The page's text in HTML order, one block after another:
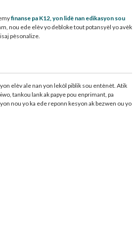
finanse pa K12, yon lidè nan edikasyon sou
nou ede elèv yo debloke tout potansyèl yo avèk
pèsonalize.
elèv ale nan yon lekòl piblik sou entènèt. Atik
tankou lank ak papye pou enprimant, pa
nou yo ka ede reponn kesyon ak bezwen ou yo